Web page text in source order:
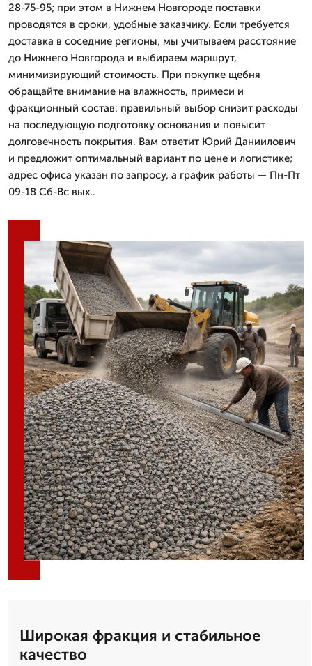
28-75-95; при этом в Нижнем Новгороде поставки
проводятся в сроки, удобные заказчику. Если требуется
доставка в соседние регионы, мы учитываем расстояние
до Нижнего Новгорода и выбираем маршрут,
минимизирующий стоимость. При покупке щебня
обращайте внимание на влажность, примеси и
фракционный состав: правильный выбор снизит расходы
на последующую подготовку основания и повысит
долговечность покрытия. Вам ответит Юрий Даниилович
и предложит оптимальный вариант по цене и логистике;
адрес офиса указан по запросу, а график работы — Пн-Пт
09-18 Сб-Вс вых..
Широкая фракция и стабильное
качество